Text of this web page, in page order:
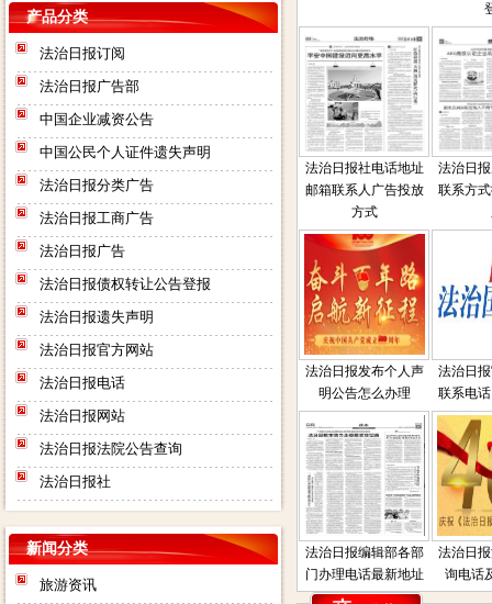
产品分类
法治日报订阅
法治日报广告部
中国企业减资公告
中国公民个人证件遗失声明
法治日报分类广告
法治日报工商广告
法治日报广告
法治日报债权转让公告登报
法治日报遗失声明
法治日报官方网站
法治日报电话
法治日报网站
法治日报法院公告查询
法治日报社
新闻分类
旅游资讯
法治日报社电话地址
邮箱联系人广告投放
方式
法治日
联系方
法治日报发布个人声
明公告怎么办理
法治日
联系电
法治日报编辑部各部
门办理电话最新地址
法治日
询电话